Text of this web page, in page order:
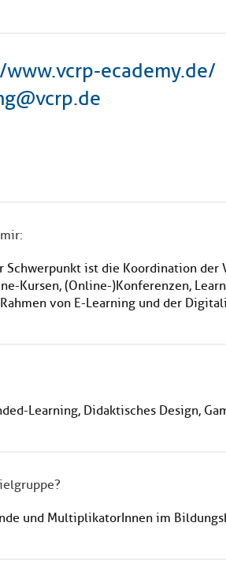
ecademy.de/
Schwerpunkt ist die Koordination der
Kursen, (Online-)Konferenzen,
von E-Learning und der
Learning, Didaktisches Design,
und MultiplikatorInnen im